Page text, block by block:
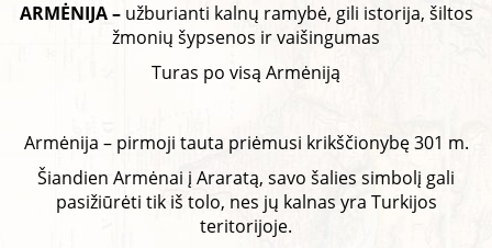
ARMĖNIJA – užburianti kalnų ramybė, gili istorija, šiltos
žmonių šypsenos ir vaišingumas
Turas po visą Armėniją
Armėnija – pirmoji tauta priėmusi krikščionybę 301 m.
Šiandien Armėnai į Araratą, savo šalies simbolį gali
pasižiūrėti tik iš tolo, nes jų kalnas yra Turkijos
teritorijoje.